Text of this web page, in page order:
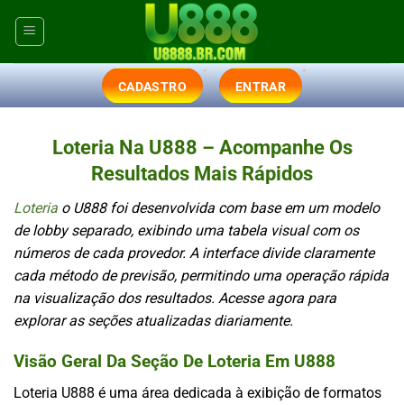
CADASTRO ENTRAR
Loteria Na U888 – Acompanhe Os
Resultados Mais Rápidos
Loteria o U888 foi desenvolvida com base em um modelo
de lobby separado, exibindo uma tabela visual com os
números de cada provedor. A interface divide claramente
cada método de previsão, permitindo uma operação rápida
na visualização dos resultados. Acesse agora para
explorar as seções atualizadas diariamente.
Visão Geral Da Seção De Loteria Em U888
Loteria U888 é uma área dedicada à exibição de formatos